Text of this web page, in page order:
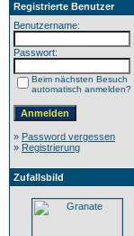
Registrierte Benutzer
Benutzername:
Passwort:
Beim nächsten Besuch
automatisch anmelden?
» Password vergessen
» Registrierung
Zufallsbild